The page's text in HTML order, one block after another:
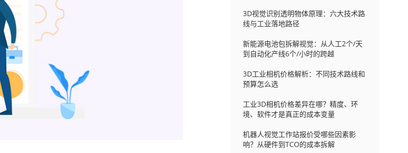
3D视觉识别透明物体原理：六大技术路
线与工业落地路径
新能源电池包拆解视觉：从人工2个/天
到自动化产线6个/小时的跨越
3D工业相机价格解析：不同技术路线和
预算怎么选
工业3D相机价格差异在哪？精度、环
境、软件才是真正的成本变量
机器人视觉工作站报价受哪些因素影
响？从硬件到TCO的成本拆解